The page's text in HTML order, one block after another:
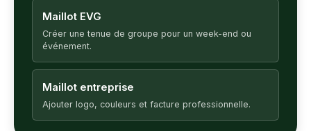
Maillot EVG
Créer une tenue de groupe pour un week-end ou
événement.
Maillot entreprise
Ajouter logo, couleurs et facture professionnelle.